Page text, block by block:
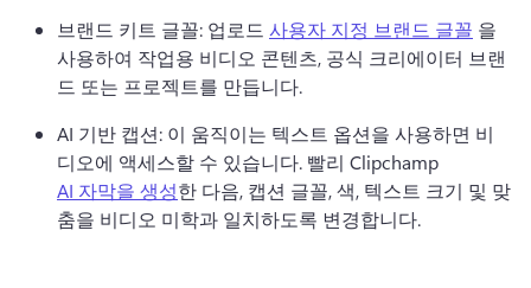
브랜드 키트 글꼴: 업로드 사용자 지정 브랜드 글꼴 을
사용하여 작업용 비디오 콘텐츠, 공식 크리에이터 브랜
드 또는 프로젝트를 만듭니다.
AI 기반 캡션: 이 움직이는 텍스트 옵션을 사용하면 비
디오에 액세스할 수 있습니다. 빨리 Clipchamp
AI 자막을 생성한 다음, 캡션 글꼴, 색, 텍스트 크기 및 맞
춤을 비디오 미학과 일치하도록 변경합니다.